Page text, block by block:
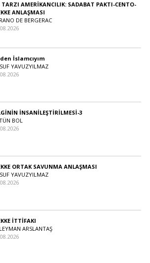
TARZI AMERİKANCILIK: SADABAT PAKTI-CENTO-
ANLAŞMASI
DE BERGERAC
İslamcıyım
YAVUZYILMAZ
İNSANİLEŞTİRİLMESİ-3
BOL
ORTAK SAVUNMA ANLAŞMASI
YAVUZYILMAZ
İTTİFAKI
ARSLANTAŞ